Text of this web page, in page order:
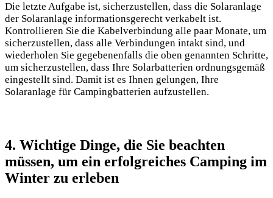
Die letzte Aufgabe ist, sicherzustellen, dass die Solaranlage
der Solaranlage informationsgerecht ‍verkabelt ist.
Kontrollieren Sie die Kabelverbindung alle paar Monate, um
sicherzustellen, dass⁢ alle Verbindungen intakt⁤ sind, und
wiederholen Sie gegebenenfalls die oben ⁢genannten ​Schritte,
um sicherzustellen, dass⁤ Ihre‍ Solarbatterien ordnungsgemäß
eingestellt sind. Damit ist es Ihnen gelungen, Ihre
Solaranlage für ⁣Campingbatterien aufzustellen.
4. ⁤Wichtige Dinge, die Sie beachten
müssen, um ein erfolgreiches Camping im
Winter zu erleben